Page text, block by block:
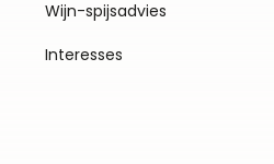
Wijn-spijsadvies
Interesses